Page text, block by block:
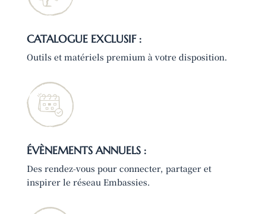
CATALOGUE EXCLUSIF :
Outils et matériels premium à votre disposition.
ÉVÈNEMENTS ANNUELS :
Des rendez-vous pour connecter, partager et
inspirer le réseau Embassies.